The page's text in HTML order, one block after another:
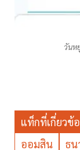
วันห
แท็กที่เกี่ยวข้
ออมสิน
ธน